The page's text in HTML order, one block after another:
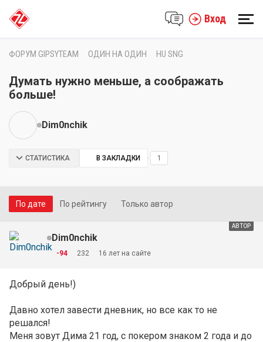
Вход
ФОРУМ GIPSYTEAM ОДИН НА ОДИН HU SNG
Думать нужно меньше, а соображать
больше!
Dim0nchik
СТАТИСТИКА В ЗАКЛАДКИ 1
По дате По рейтингу Только автор
АВТОР
Dim0nchik
-94 232 16 лет на сайте
Добрый день!)
Давно хотел завести дневник, но все как то не
решался!
Меня зовут Дима 21 год, с покером знаком 2 года и до